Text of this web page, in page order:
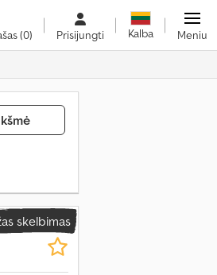
(0) Prisijungti Kalba Meniu
skelbimas